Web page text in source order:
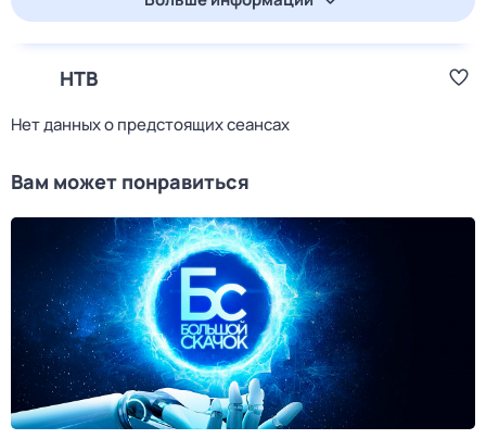
НТВ
Нет данных о предстоящих сеансах
Вам может понравиться